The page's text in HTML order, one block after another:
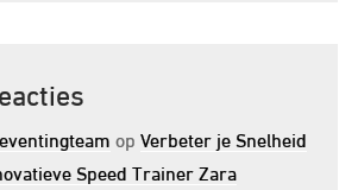
opVerbeter je Snelheid
Speed Trainer Zara